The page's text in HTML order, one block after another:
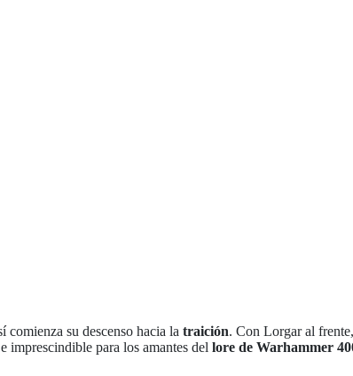
comienza su descenso hacia la traición. Con Lorgar al
imprescindible para los amantes del lore de Warhammer